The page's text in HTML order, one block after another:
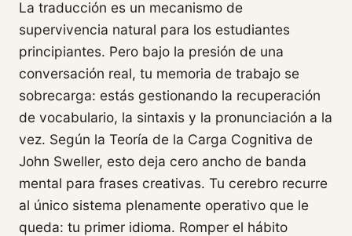
La traducción es un mecanismo de
supervivencia natural para los estudiantes
principiantes. Pero bajo la presión de una
conversación real, tu memoria de trabajo se
sobrecarga: estás gestionando la recuperación
de vocabulario, la sintaxis y la pronunciación a la
vez. Según la Teoría de la Carga Cognitiva de
John Sweller, esto deja cero ancho de banda
mental para frases creativas. Tu cerebro recurre
al único sistema plenamente operativo que le
queda: tu primer idioma. Romper el hábito